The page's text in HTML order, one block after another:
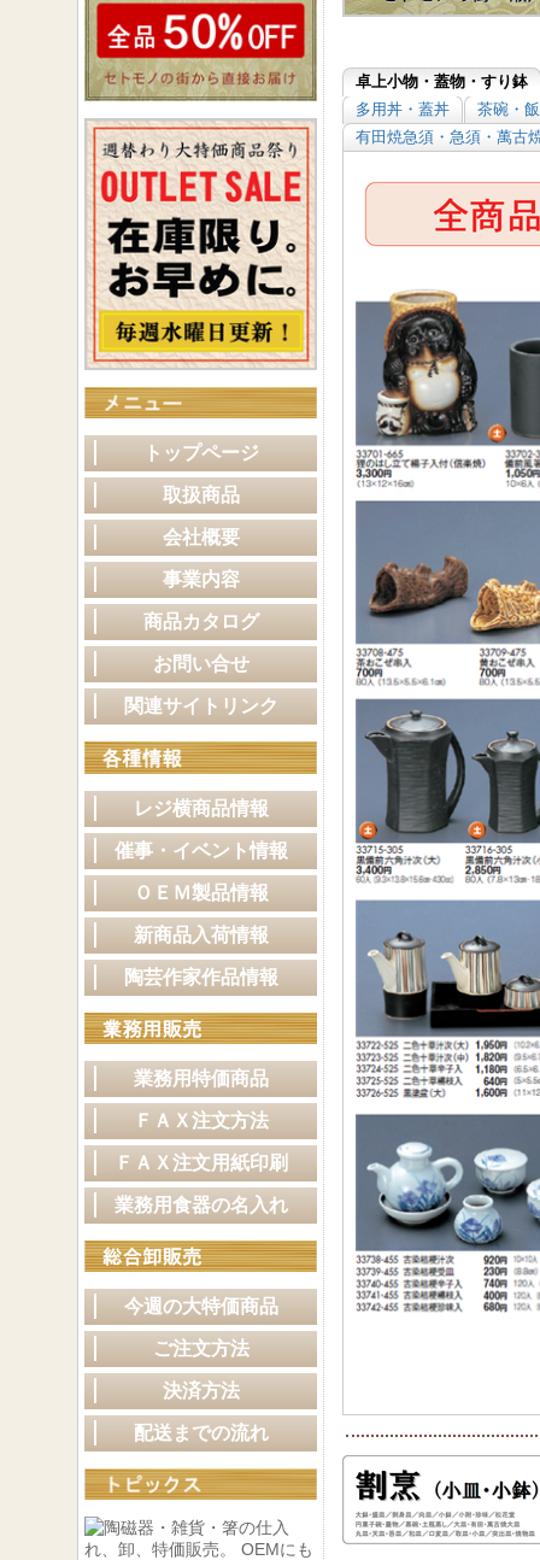
卓上小物・蓋物・すり鉢
多用丼・蓋丼
茶碗・
有田焼急須・急須・萬古
トップページ
取扱商品
会社概要
事業内容
商品カタログ
お問い合せ
関連サイトリンク
レジ横商品情報
催事・イベント情報
ＯＥＭ製品情報
新商品入荷情報
陶芸作家作品情報
業務用特価商品
ＦＡＸ注文方法
ＦＡＸ注文用紙印刷
業務用食器の名入れ
今週の大特価商品
ご注文方法
決済方法
配送までの流れ